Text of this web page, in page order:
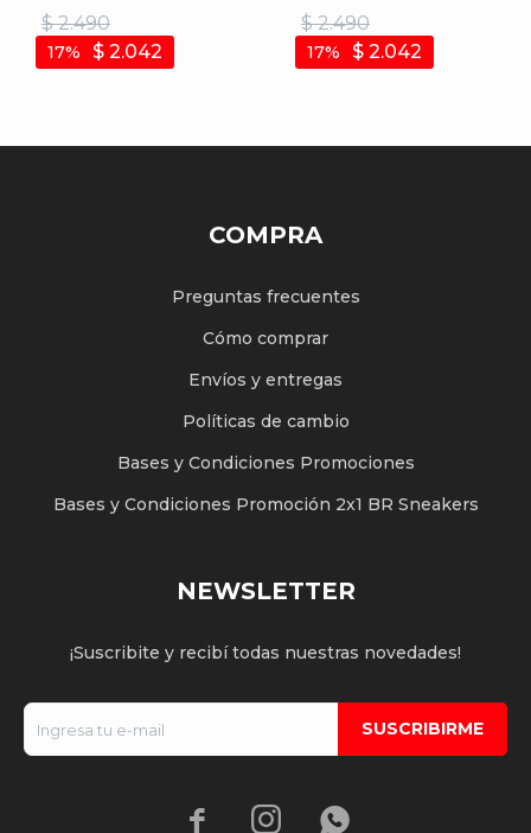
4 - Negro-gris Oscuro
$ 2.490
$ 2.042
17
Gris-fucsia
$ 2.490
$ 2.042
17
COMPRA
Preguntas frecuentes
Cómo comprar
Envíos y entregas
Políticas de cambio
Bases y Condiciones Promociones
Bases y Condiciones Promoción 2x1 BR Sneakers
NEWSLETTER
¡Suscribite y recibí todas nuestras novedades!
SUSCRIBIRME
  